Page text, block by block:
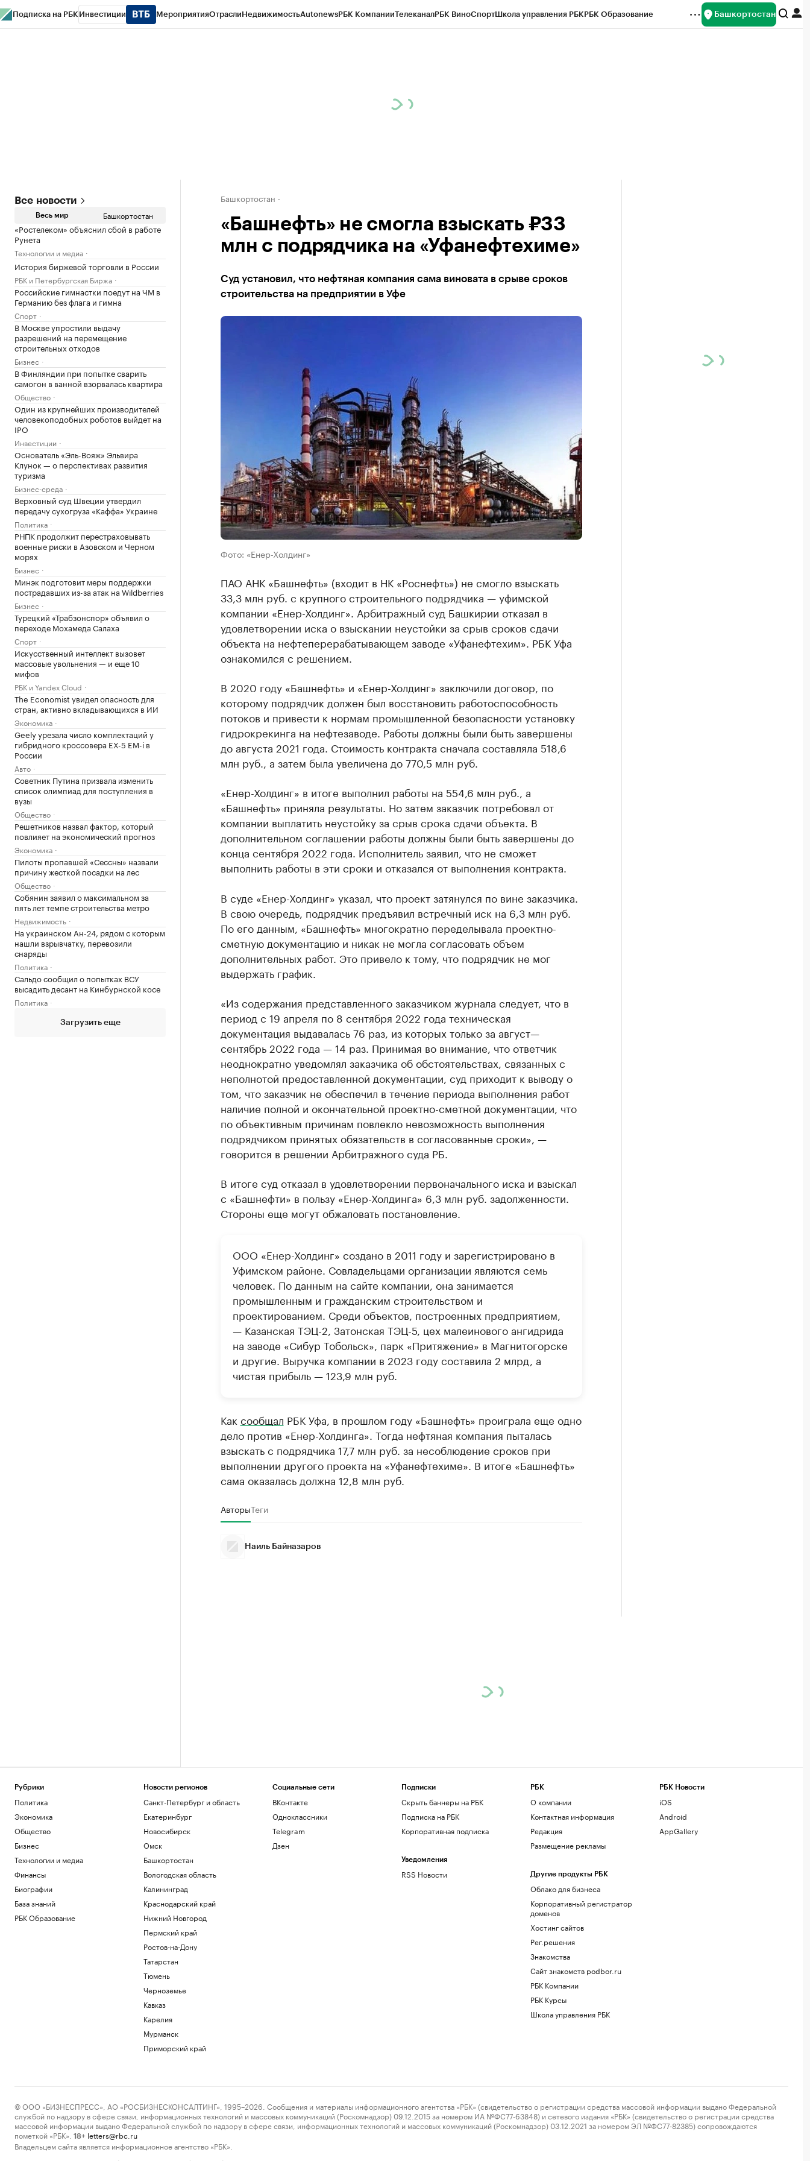
Подписка на РБК Инвестиции МероприятияОтраслиНедвижимостьAutonewsРБК КомпанииТелеканалРБК ВиноСпортШкола управления РБКРБК Образование Башкортостан
Все новости
Весь мир Башкортостан
«Ростелеком» объяснил сбой в работе
Рунета
Технологии и медиа
История биржевой торговли в России
РБК и Петербургская Биржа
Российские гимнастки поедут на ЧМ в
Германию без флага и гимна
Спорт
В Москве упростили выдачу
разрешений на перемещение
строительных отходов
Бизнес
В Финляндии при попытке сварить
самогон в ванной взорвалась квартира
Общество
Один из крупнейших производителей
человекоподобных роботов выйдет на
IPO
Инвестиции
Основатель «Эль-Вояж» Эльвира
Клунок — о перспективах развития
туризма
Бизнес-среда
Верховный суд Швеции утвердил
передачу сухогруза «Каффа» Украине
Политика
РНПК продолжит перестраховывать
военные риски в Азовском и Черном
морях
Бизнес
Минэк подготовит меры поддержки
пострадавших из-за атак на Wildberries
Бизнес
Турецкий «Трабзонспор» объявил о
переходе Мохамеда Салаха
Спорт
Искусственный интеллект вызовет
массовые увольнения — и еще 10
мифов
РБК и Yandex Cloud
The Economist увидел опасность для
стран, активно вкладывающихся в ИИ
Экономика
Geely урезала число комплектаций у
гибридного кроссовера EX-5 EM-i в
России
Авто
Советник Путина призвала изменить
список олимпиад для поступления в
вузы
Общество
Решетников назвал фактор, который
повлияет на экономический прогноз
Экономика
Пилоты пропавшей «Сессны» назвали
причину жесткой посадки на лес
Общество
Собянин заявил о максимальном за
пять лет темпе строительства метро
Недвижимость
На украинском Ан-24, рядом с которым
нашли взрывчатку, перевозили
снаряды
Политика
Сальдо сообщил о попытках ВСУ
высадить десант на Кинбурнской косе
Политика
Загрузить еще
Башкортостан
«Башнефть» не смогла взыскать ₽33
млн с подрядчика на «Уфанефтехиме»
Суд установил, что нефтяная компания сама виновата в срыве сроков
строительства на предприятии в Уфе
Фото: «Енер-Холдинг»
ПАО АНК «Башнефть» (входит в НК «Роснефть») не смогло взыскать
33,3 млн руб. с крупного строительного подрядчика — уфимской
компании «Енер-Холдинг». Арбитражный суд Башкирии отказал в
удовлетворении иска о взыскании неустойки за срыв сроков сдачи
объекта на нефтеперерабатывающем заводе «Уфанефтехим». РБК Уфа
ознакомился с решением.
В 2020 году «Башнефть» и «Енер-Холдинг» заключили договор, по
которому подрядчик должен был восстановить работоспособность
потоков и привести к нормам промышленной безопасности установку
гидрокрекинга на нефтезаводе. Работы должны были быть завершены
до августа 2021 года. Стоимость контракта сначала составляла 518,6
млн руб., а затем была увеличена до 770,5 млн руб.
«Енер-Холдинг» в итоге выполнил работы на 554,6 млн руб., а
«Башнефть» приняла результаты. Но затем заказчик потребовал от
компании выплатить неустойку за срыв срока сдачи объекта. В
дополнительном соглашении работы должны были быть завершены до
конца сентября 2022 года. Исполнитель заявил, что не сможет
выполнить работы в эти сроки и отказался от выполнения контракта.
В суде «Енер-Холдинг» указал, что проект затянулся по вине заказчика.
В свою очередь, подрядчик предъявил встречный иск на 6,3 млн руб.
По его данным, «Башнефть» многократно переделывала проектно-
сметную документацию и никак не могла согласовать объем
дополнительных работ. Это привело к тому, что подрядчик не мог
выдержать график.
«Из содержания представленного заказчиком журнала следует, что в
период с 19 апреля по 8 сентября 2022 года техническая
документация выдавалась 76 раз, из которых только за август—
сентябрь 2022 года — 14 раз. Принимая во внимание, что ответчик
неоднократно уведомлял заказчика об обстоятельствах, связанных с
неполнотой предоставленной документации, суд приходит к выводу о
том, что заказчик не обеспечил в течение периода выполнения работ
наличие полной и окончательной проектно-сметной документации, что
по объективным причинам повлекло невозможность выполнения
подрядчиком принятых обязательств в согласованные сроки», —
говорится в решении Арбитражного суда РБ.
В итоге суд отказал в удовлетворении первоначального иска и взыскал
с «Башнефти» в пользу «Енер-Холдинга» 6,3 млн руб. задолженности.
Стороны еще могут обжаловать постановление.
ООО «Енер-Холдинг» создано в 2011 году и зарегистрировано в
Уфимском районе. Совладельцами организации являются семь
человек. По данным на сайте компании, она занимается
промышленным и гражданским строительством и
проектированием. Среди объектов, построенных предприятием,
— Казанская ТЭЦ-2, Затонская ТЭЦ-5, цех малеинового ангидрида
на заводе «Сибур Тобольск», парк «Притяжение» в Магнитогорске
и другие. Выручка компании в 2023 году составила 2 млрд, а
чистая прибыль — 123,9 млн руб.
Как сообщал РБК Уфа, в прошлом году «Башнефть» проиграла еще одно
дело против «Енер-Холдинга». Тогда нефтяная компания пыталась
взыскать с подрядчика 17,7 млн руб. за несоблюдение сроков при
выполнении другого проекта на «Уфанефтехиме». В итоге «Башнефть»
сама оказалась должна 12,8 млн руб.
АвторыТеги
Наиль Байназаров
Рубрики
Политика
Экономика
Общество
Бизнес
Технологии и медиа
Финансы
Биографии
База знаний
РБК Образование
Новости регионов
Санкт-Петербург и область
Екатеринбург
Новосибирск
Омск
Башкортостан
Вологодская область
Калининград
Краснодарский край
Нижний Новгород
Пермский край
Ростов-на-Дону
Татарстан
Тюмень
Черноземье
Кавказ
Карелия
Мурманск
Приморский край
Социальные сети
ВКонтакте
Одноклассники
Telegram
Дзен
Подписки
Скрыть баннеры на РБК
Подписка на РБК
Корпоративная подписка
Уведомления
RSS Новости
РБК
О компании
Контактная информация
Редакция
Размещение рекламы
Другие продукты РБК
Облако для бизнеса
Корпоративный регистратор
доменов
Хостинг сайтов
Рег.решения
Знакомства
Сайт знакомств podbor.ru
РБК Компании
РБК Курсы
Школа управления РБК
РБК Новости
iOS
Android
AppGallery
© ООО «БИЗНЕСПРЕСС», АО «РОСБИЗНЕСКОНСАЛТИНГ», 1995–2026. Сообщения и материалы информационного агентства «РБК» (свидетельство о регистрации средства массовой информации выдано Федеральной
службой по надзору в сфере связи, информационных технологий и массовых коммуникаций (Роскомнадзор) 09.12.2015 за номером ИА №ФС77-63848) и сетевого издания «РБК» (свидетельство о регистрации средства
массовой информации выдано Федеральной службой по надзору в сфере связи, информационных технологий и массовых коммуникаций (Роскомнадзор) 03.12.2021 за номером ЭЛ №ФС77-82385) сопровождаются
пометкой «РБК».
18+ letters@rbc.ru
Владельцем сайта является информационное агентство «РБК».